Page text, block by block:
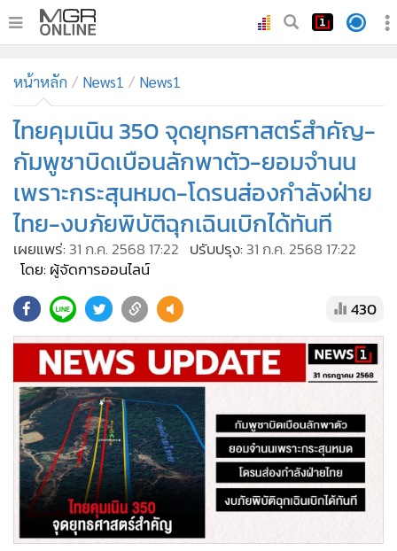
ทันเหตุการณ์
• ภาคใต้
ภูมิภาค
Online Section
• บันเทิง
• ผู้จัดการรายวัน
• คอลัมนิสต์
• CbizReview
• Cyber BIZ
ผู้จัดกวน
• Good health & Well-being
• Green Innovation & SD
Management & HR
MGR Live
Infographic
• การเมือง
หน้าหลัก News1 News1
ไทยคุมเนิน 350 จุดยุทธศาสตร์สำคัญ-
กัมพูชาบิดเบือนลักพาตัว-ยอมจำนน
เพราะกระสุนหมด-โดรนส่องกำลังฝ่าย
ไทย-งบภัยพิบัติฉุกเฉินเบิกได้ทันที
เผยแพร่: 31 ก.ค. 2568 17:22 ปรับปรุง: 31 ก.ค. 2568 17:22
โดย: ผู้จัดการออนไลน์
430